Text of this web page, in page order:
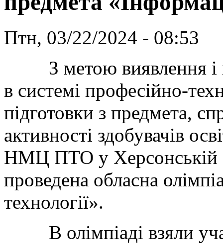
Птн, 03/22/2024 - 08:53
З метою виявлення і
в системі професійно-
підготовки з предмета,
активності здобувачів
НМЦ ПТО у Херсонській
проведена обласна
технології».
В олімпіаді взяли